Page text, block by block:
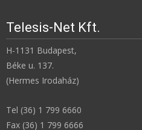
Telesis-Net Kft.
H-1131 Budapest,
Béke u. 137.
(Hermes Irodaház)
Tel (36) 1 799 6660
Fax (36) 1 799 6666